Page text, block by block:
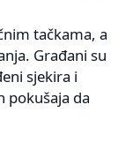
tačkama, a
Građani su
sjekira i
pokušaja da